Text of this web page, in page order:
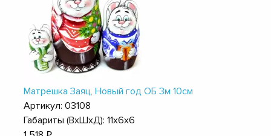
Матрешка Заяц, Новый год ОБ 3м 10см
Артикул: 03108
Габариты (ВхШхД): 11х6х6